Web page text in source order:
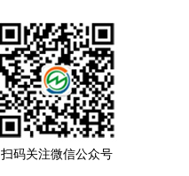
扫码关注微信公众号